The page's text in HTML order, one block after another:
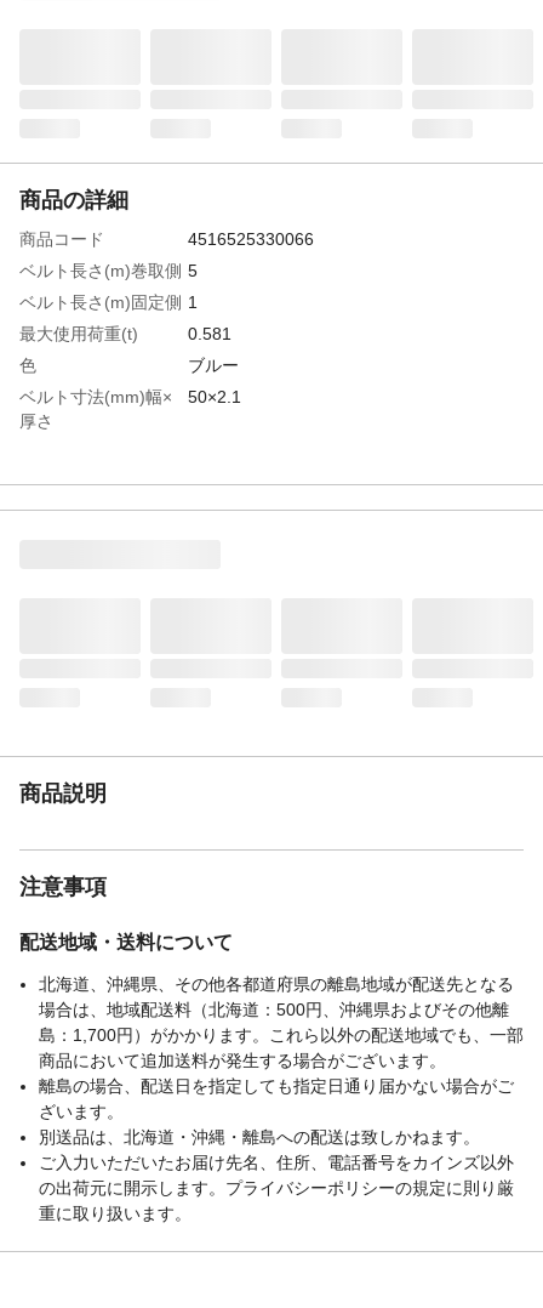
商品の詳細
商品コード
4516525330066
ベルト長さ(m)巻取側 5
ベルト長さ(m)固定側 1
最大使用荷重(t)
0.581
色
ブルー
ベルト寸法(mm)幅×
厚さ
50×2.1
重さ
3.260KG
材質1
ベルト:ポリエステル
商品説明
注意事項
配送地域・送料について
北海道、沖縄県、その他各都道府県の離島地域が配送先となる
場合は、地域配送料（北海道：500円、沖縄県およびその他離
島：1,700円）がかかります。これら以外の配送地域でも、一部
商品において追加送料が発生する場合がございます。
離島の場合、配送日を指定しても指定日通り届かない場合がご
ざいます。
別送品は、北海道・沖縄・離島への配送は致しかねます。
ご入力いただいたお届け先名、住所、電話番号をカインズ以外
の出荷元に開示します。プライバシーポリシーの規定に則り厳
重に取り扱います。